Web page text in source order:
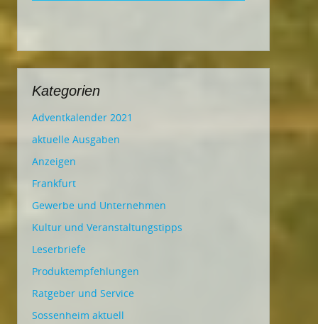
Kategorien
Adventkalender 2021
aktuelle Ausgaben
Anzeigen
Frankfurt
Gewerbe und Unternehmen
Kultur und Veranstaltungstipps
Leserbriefe
Produktempfehlungen
Ratgeber und Service
Sossenheim aktuell